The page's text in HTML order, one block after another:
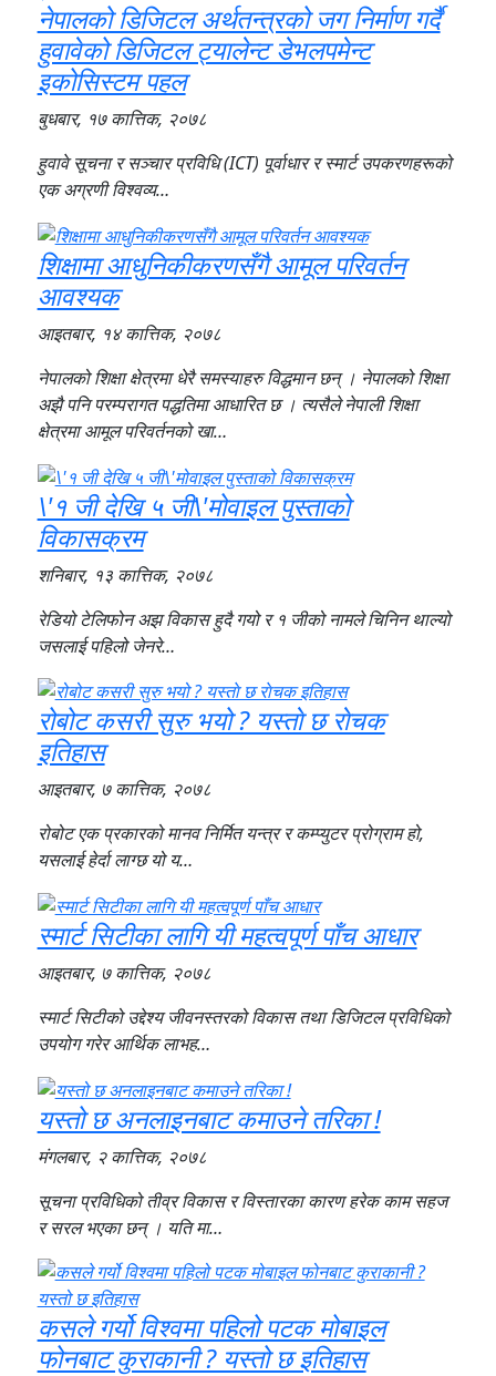
नेपालको डिजिटल अर्थतन्त्रको जग निर्माण गर्दै
हुवावेको डिजिटल ट्यालेन्ट डेभलपमेन्ट
इकोसिस्टम पहल
बुधबार, १७ कात्तिक, २०७८
हुवावे सूचना र सञ्चार प्रविधि (ICT) पूर्वाधार र स्मार्ट उपकरणहरूको
एक अग्रणी विश्वव्य…
शिक्षामा आधुनिकीकरणसँगै आमूल परिवर्तन
आवश्यक
आइतबार, १४ कात्तिक, २०७८
नेपालको शिक्षा क्षेत्रमा धेरै समस्याहरु विद्धमान छन् । नेपालको शिक्षा
अझै पनि परम्परागत पद्धतिमा आधारित छ । त्यसैले नेपाली शिक्षा
क्षेत्रमा आमूल परिवर्तनको खा…
\'१ जी देखि ५ जी\'मोवाइल पुस्ताको
विकासक्रम
शनिबार, १३ कात्तिक, २०७८
रेडियो टेलिफोन अझ विकास हुदै गयो र १ जीको नामले चिनिन थाल्यो
जसलाई पहिलो जेनरे…
रोबोट कसरी सुरु भयो ? यस्ताे छ राेचक
इतिहास
आइतबार, ७ कात्तिक, २०७८
रोबोट एक प्रकारको मानव निर्मित यन्त्र र कम्प्युटर प्रोग्राम हो,
यसलाई हेर्दा लाग्छ यो य…
स्मार्ट सिटीका लागि यी महत्वपूर्ण पाँच आधार
आइतबार, ७ कात्तिक, २०७८
स्मार्ट सिटीको उद्देश्य जीवनस्तरको विकास तथा डिजिटल प्रविधिको
उपयोग गरेर आर्थिक लाभह…
यस्तो छ अनलाइनबाट कमाउने तरिका !
मंगलबार, २ कात्तिक, २०७८
सूचना प्रविधिको तीव्र विकास र विस्तारका कारण हरेक काम सहज
र सरल भएका छन् । यति मा…
कसले गर्यो विश्वमा पहिलो पटक मोबाइल
फोनबाट कुराकानी ? यस्तो छ इतिहास